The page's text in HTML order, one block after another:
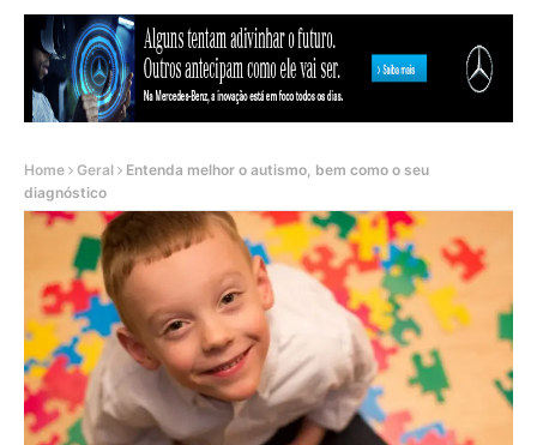
Home Geral
Entenda melhor o autismo, bem como o seu
diagnóstico